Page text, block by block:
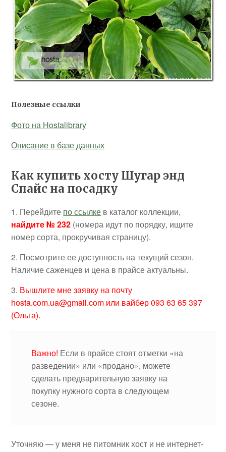
Полезные ссылки
Фото на Hostalibrary
Описание в базе данных
Как купить хосту Шугар энд
Спайс на посадку
1. Перейдите по ссылке в каталог коллекции,
найдите № 232 (номера идут по порядку, ищите
номер сорта, прокручивая страницу).
2. Посмотрите ее доступность на текущий сезон.
Наличие саженцев и цена в прайсе актуальны.
3. Вышлите мне заявку на почту
hosta.com.ua@gmail.com или вайбер 093 63 65 397
(Ольга).
Важно! Если в прайсе стоят отметки «на
разведении» или «продано», можете
сделать предварительную заявку на
покупку нужного сорта в следующем
сезоне.
Уточняю — у меня не питомник хост и не интернет-